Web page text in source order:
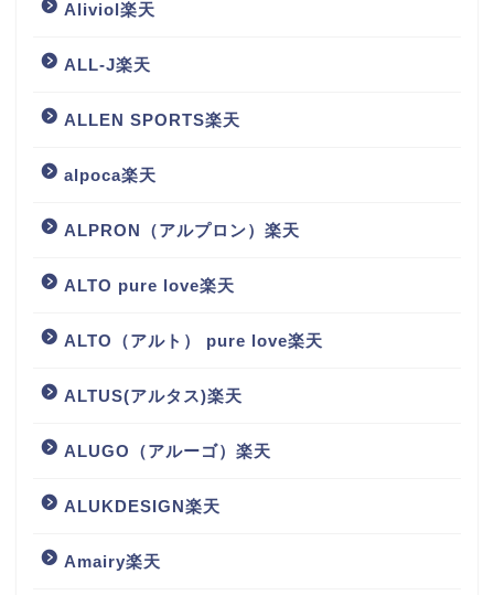
Aliviol楽天
ALL-J楽天
ALLEN SPORTS楽天
alpoca楽天
ALPRON（アルプロン）楽天
ALTO pure love楽天
ALTO（アルト） pure love楽天
ALTUS(アルタス)楽天
ALUGO（アルーゴ）楽天
ALUKDESIGN楽天
Amairy楽天